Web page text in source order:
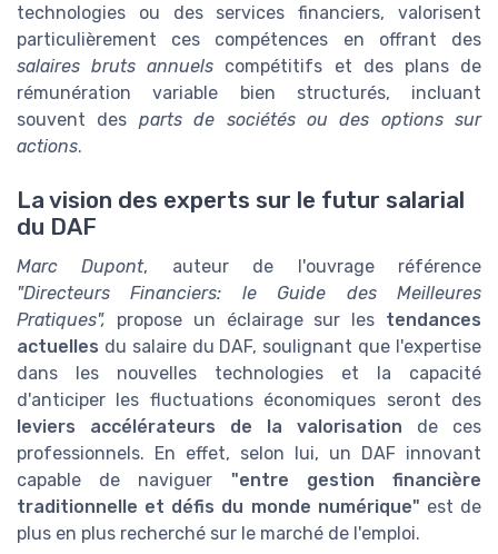
technologies ou des services financiers, valorisent
particulièrement ces compétences en offrant des
salaires bruts annuels compétitifs et des plans de
rémunération variable bien structurés, incluant
souvent des parts de sociétés ou des options sur
actions.
La vision des experts sur le futur salarial
du DAF
Marc Dupont, auteur de l'ouvrage référence
"Directeurs Financiers: le Guide des Meilleures
Pratiques", propose un éclairage sur les tendances
actuelles du salaire du DAF, soulignant que l'expertise
dans les nouvelles technologies et la capacité
d'anticiper les fluctuations économiques seront des
leviers accélérateurs de la valorisation de ces
professionnels. En effet, selon lui, un DAF innovant
capable de naviguer "entre gestion financière
traditionnelle et défis du monde numérique" est de
plus en plus recherché sur le marché de l'emploi.